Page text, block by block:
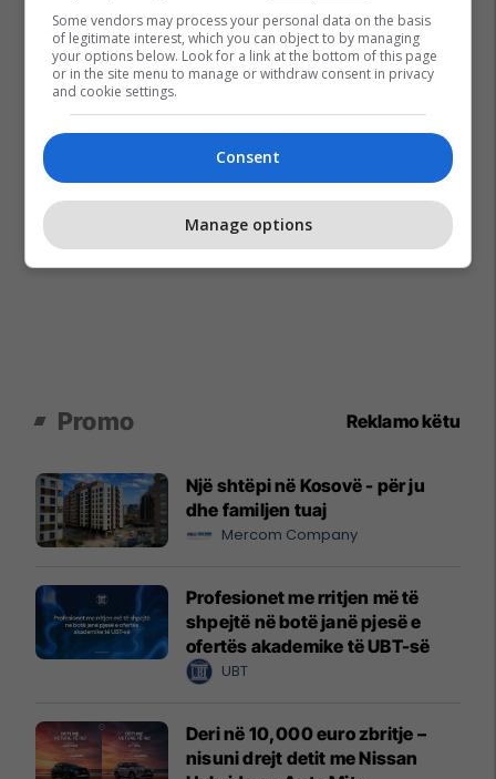
Promo Reklamo këtu
Një shtëpi në Kosovë - për ju
dhe familjen tuaj
Mercom Company
Profesionet me rritjen më të
shpejtë në botë janë pjesë e
ofertës akademike të UBT-së
UBT
Deri në 10,000 euro zbritje –
nisuni drejt detit me Nissan
Some vendors may process your personal data on the basis
of legitimate interest, which you can object to by managing
your options below. Look for a link at the bottom of this page
or in the site menu to manage or withdraw consent in privacy
and cookie settings.
Consent
Manage options